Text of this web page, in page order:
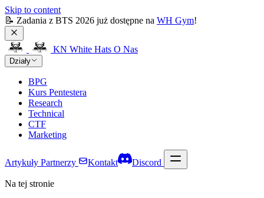
Skip to content
📝 Zadania z BTS 2026 już dostępne na WH Gym!
KN White Hats O Nas
Działy
BPG
Kurs Pentestera
Research
Technical
CTF
Marketing
Artykuły Partnerzy Kontakt Discord
Na tej stronie